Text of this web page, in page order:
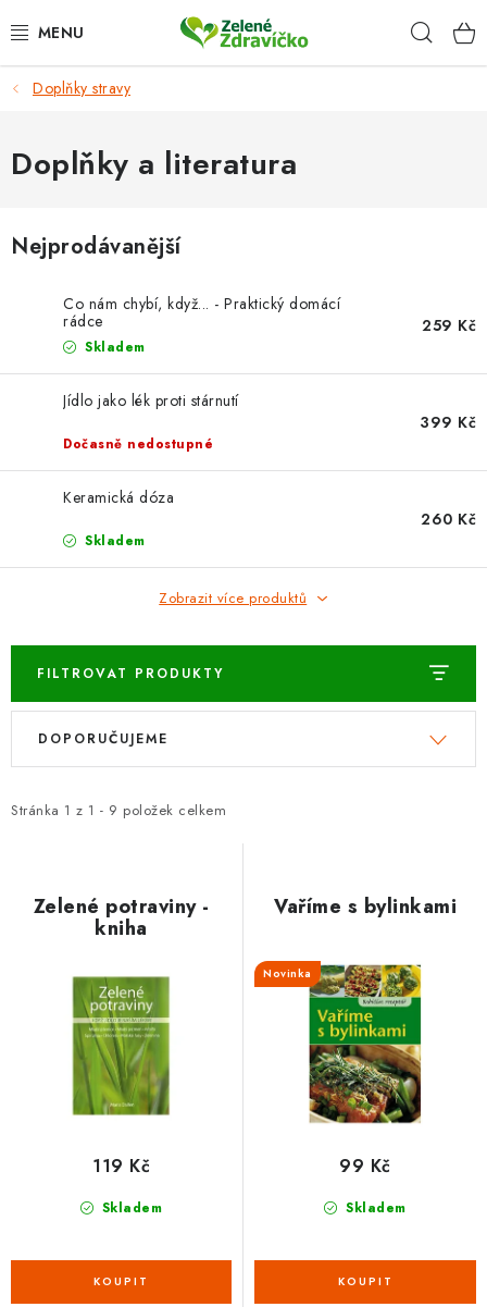
na
DOPLŇKY STRAVY
ZRNKOVÁ KÁVA
TIPY NA DÁREK
VĚRNOSTNÍ PROGRAM
HODNOCENÍ OBCHODU
Proč nakupovat u nás Doprava a platba
Velkoobchod
Časté dotazy
Obchodní podmínky
Vrácení zboží a reklamace
Doplňky stravy
Doplňky a literatura
Nejprodávanější
Co nám chybí, když... - Praktický domácí
rádce
Skladem
259 Kč
Jídlo jako lék proti stárnutí
Dočasně nedostupné
399 Kč
Keramická dóza
Skladem
260 Kč
Zobrazit více produktů
FILTROVAT PRODUKTY
V
i
Stránka 1 z 1 - 9 položek celkem
Ř
e
DOPORUČUJEME
Zelené potraviny -
kniha
Skladem
119 Kč
Vaříme s bylinkami
Novinka
Skladem
99 Kč